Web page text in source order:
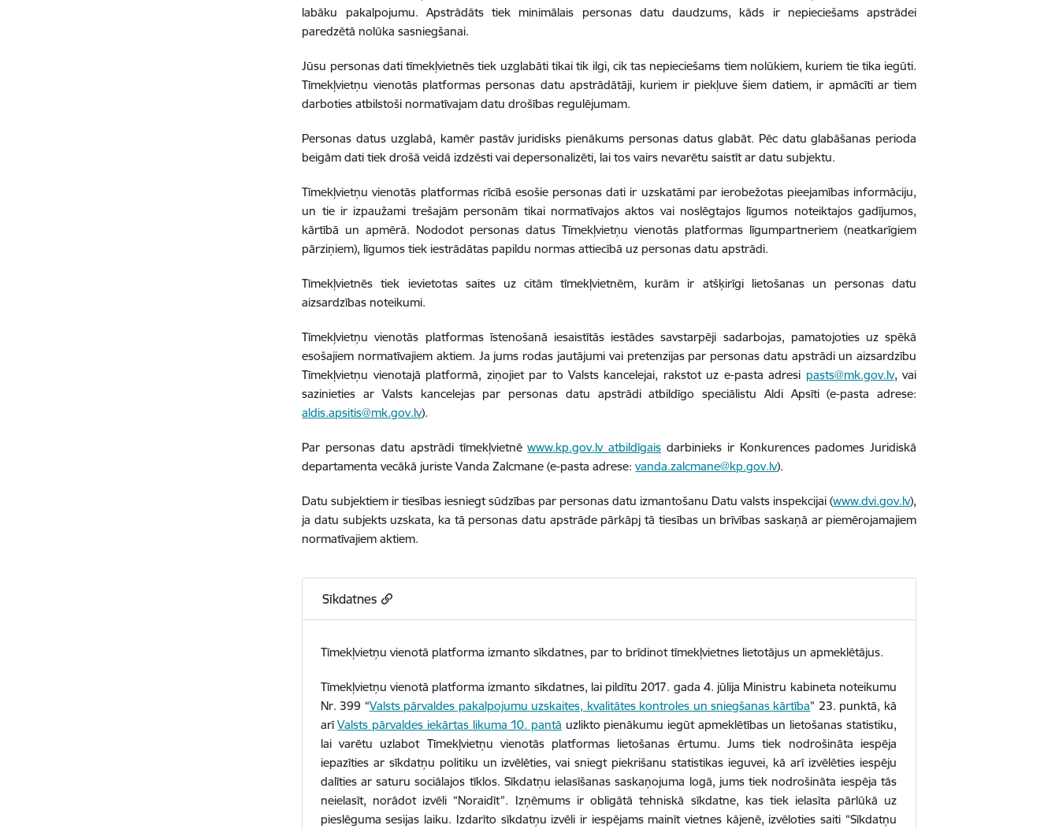
labāku pakalpojumu. Apstrādāts tiek minimālais personas datu daudzums, kāds ir nepieciešams apstrādei
paredzētā nolūka sasniegšanai.
Jūsu personas dati tīmekļvietnēs tiek uzglabāti tikai tik ilgi, cik tas nepieciešams tiem nolūkiem, kuriem tie tika iegūti.
Tīmekļvietņu vienotās platformas personas datu apstrādātāji, kuriem ir piekļuve šiem datiem, ir apmācīti ar tiem
darboties atbilstoši normatīvajam datu drošības regulējumam.
Personas datus uzglabā, kamēr pastāv juridisks pienākums personas datus glabāt. Pēc datu glabāšanas perioda
beigām dati tiek drošā veidā izdzēsti vai depersonalizēti, lai tos vairs nevarētu saistīt ar datu subjektu.
Tīmekļvietņu vienotās platformas rīcībā esošie personas dati ir uzskatāmi par ierobežotas pieejamības informāciju,
un tie ir izpaužami trešajām personām tikai normatīvajos aktos vai noslēgtajos līgumos noteiktajos gadījumos,
kārtībā un apmērā. Nododot personas datus Tīmekļvietņu vienotās platformas līgumpartneriem (neatkarīgiem
pārziņiem), līgumos tiek iestrādātas papildu normas attiecībā uz personas datu apstrādi.
Tīmekļvietnēs tiek ievietotas saites uz citām tīmekļvietnēm, kurām ir atšķirīgi lietošanas un personas datu
aizsardzības noteikumi.
Tīmekļvietņu vienotās platformas īstenošanā iesaistītās iestādes savstarpēji sadarbojas, pamatojoties uz spēkā
esošajiem normatīvajiem aktiem. Ja jums rodas jautājumi vai pretenzijas par personas datu apstrādi un aizsardzību
Tīmekļvietņu vienotajā platformā, ziņojiet par to Valsts kancelejai, rakstot uz e-pasta adresi pasts@mk.gov.lv, vai
sazinieties ar Valsts kancelejas par personas datu apstrādi atbildīgo speciālistu Aldi Apsīti (e-pasta adrese:
aldis.apsitis@mk.gov.lv).
Par personas datu apstrādi tīmekļvietnēwww.kp.gov.lv atbildīgais darbinieks ir Konkurences padomesJuridiskā
departamenta vecākā juriste Vanda Zalcmane (e-pasta adrese:vanda.zalcmane@kp.gov.lv).
Datu subjektiem ir tiesības iesniegt sūdzības par personas datu izmantošanu Datu valsts inspekcijai(www.dvi.gov.lv),
ja datu subjekts uzskata, ka tā personas datu apstrāde pārkāpj tā tiesības un brīvības saskaņā ar piemērojamajiem
normatīvajiem aktiem.
Sīkdatnes
Tīmekļvietņu vienotā platforma izmanto sīkdatnes, par to brīdinot tīmekļvietnes lietotājus un apmeklētājus.
Tīmekļvietņu vienotā platforma izmanto sīkdatnes, lai pildītu 2017. gada 4. jūlija Ministru kabineta noteikumu
Nr. 399 “Valsts pārvaldes pakalpojumu uzskaites, kvalitātes kontroles un sniegšanas kārtība” 23. punktā, kā
arīValsts pārvaldes iekārtas likuma 10. pantā uzlikto pienākumu iegūt apmeklētības un lietošanas statistiku,
lai varētu uzlabot Tīmekļvietņu vienotās platformas lietošanas ērtumu. Jums tiek nodrošināta iespēja
iepazīties ar sīkdatņu politiku un izvēlēties, vai sniegt piekrišanu statistikas ieguvei, kā arī izvēlēties iespēju
dalīties ar saturu sociālajos tīklos. Sīkdatņu ielasīšanas saskaņojuma logā, jums tiek nodrošināta iespēja tās
neielasīt, norādot izvēli “Noraidīt”. Izņēmums ir obligātā tehniskā sīkdatne, kas tiek ielasīta pārlūkā uz
pieslēguma sesijas laiku. Izdarīto sīkdatņu izvēli ir iespējams mainīt vietnes kājenē, izvēloties saiti “Sīkdatņu